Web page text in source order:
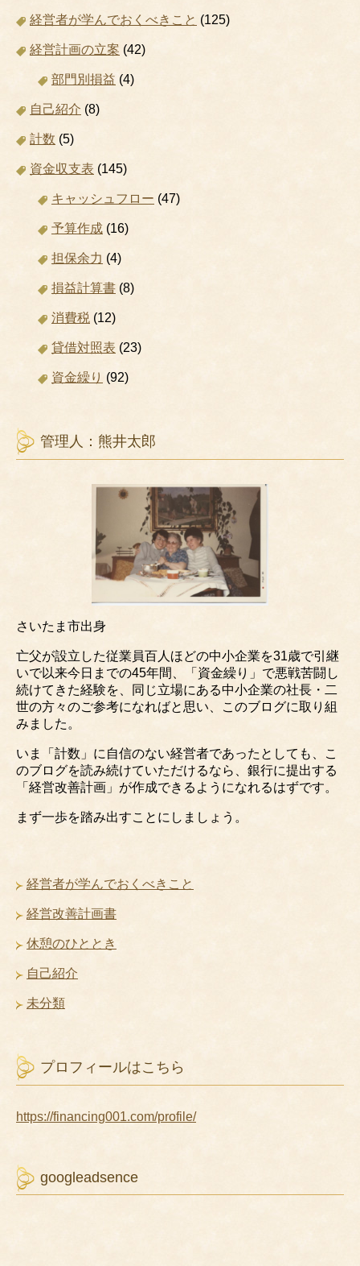
経営者が学んでおくべきこと (125)
経営計画の立案 (42)
部門別損益 (4)
自己紹介 (8)
計数 (5)
資金収支表 (145)
キャッシュフロー (47)
予算作成 (16)
担保余力 (4)
損益計算書 (8)
消費税 (12)
貸借対照表 (23)
資金繰り (92)
管理人：熊井太郎
さいたま市出身
亡父が設立した従業員百人ほどの中小企業を31歳で引継
いで以来今日までの45年間、「資金繰り」で悪戦苦闘し
続けてきた経験を、同じ立場にある中小企業の社長・二
世の方々のご参考になればと思い、このブログに取り組
みました。
いま「計数」に自信のない経営者であったとしても、こ
のブログを読み続けていただけるなら、銀行に提出する
「経営改善計画」が作成できるようになれるはずです。
まず一歩を踏み出すことにしましょう。
経営者が学んでおくべきこと
経営改善計画書
休憩のひととき
自己紹介
未分類
プロフィールはこちら
https://financing001.com/profile/
googleadsence